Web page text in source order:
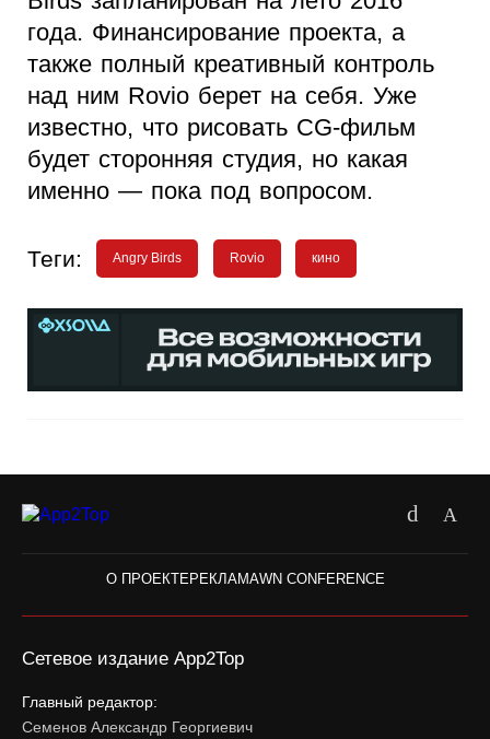
года. Финансирование проекта, а
также полный креативный контроль
над ним Rovio берет на себя. Уже
известно, что рисовать CG-фильм
будет сторонняя студия, но какая
именно — пока под вопросом.
Теги: Angry Birds Rovio кино
О ПРОЕКТЕРЕКЛАМАWN CONFERENCE
Сетевое издание App2Top
Главный редактор:
Семенов Александр Георгиевич